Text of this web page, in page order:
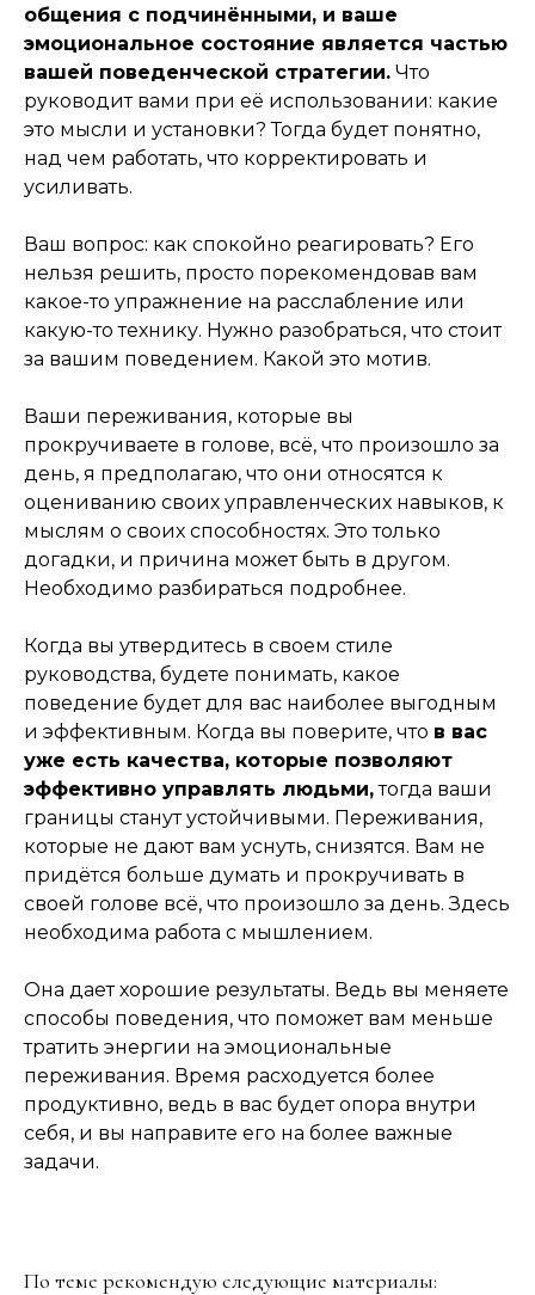
общения с подчинёнными, и ваше
эмоциональное состояние является частью
вашей поведенческой стратегии. Что
руководит вами при её использовании: какие
это мысли и установки? Тогда будет понятно,
над чем работать, что корректировать и
усиливать.
Ваш вопрос: как спокойно реагировать? Его
нельзя решить, просто порекомендовав вам
какое-то упражнение на расслабление или
какую-то технику. Нужно разобраться, что стоит
за вашим поведением. Какой это мотив.
Ваши переживания, которые вы
прокручиваете в голове, всё, что произошло за
день, я предполагаю, что они относятся к
оцениванию своих управленческих навыков, к
мыслям о своих способностях. Это только
догадки, и причина может быть в другом.
Необходимо разбираться подробнее.
Когда вы утвердитесь в своем стиле
руководства, будете понимать, какое
поведение будет для вас наиболее выгодным
и эффективным. Когда вы поверите, что в вас
уже есть качества, которые позволяют
эффективно управлять людьми,тогда ваши
границы станут устойчивыми. Переживания,
которые не дают вам уснуть, снизятся. Вам не
придётся больше думать и прокручивать в
своей голове всё, что произошло за день. Здесь
необходима работа с мышлением.
Она дает хорошие результаты. Ведь вы меняете
способы поведения, что поможет вам меньше
тратить энергии на эмоциональные
переживания. Время расходуется более
продуктивно, ведь в вас будет опора внутри
себя, и вы направите его на более важные
задачи.
По теме рекомендую следующие материалы: